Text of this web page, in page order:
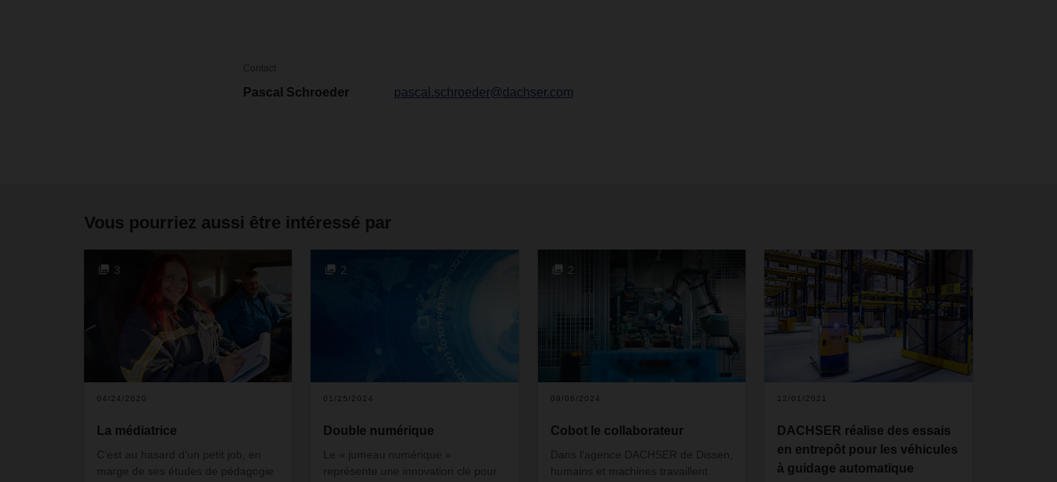
Contact
Pascal Schroeder pascal.schroeder@dachser.com
Vous pourriez aussi être intéressé par
3
04/24/2020
La médiatrice
C’est au hasard d’un petit job, en
marge de ses études de pédagogie
2
01/25/2024
Double numérique
Le « jumeau numérique »
représente une innovation clé pour
2
09/06/2024
Cobot le collaborateur
Dans l’agence DACHSER de Dissen,
humains et machines travaillent
12/01/2021
DACHSER réalise des essais
en entrepôt pour les véhicules
à guidage automatique